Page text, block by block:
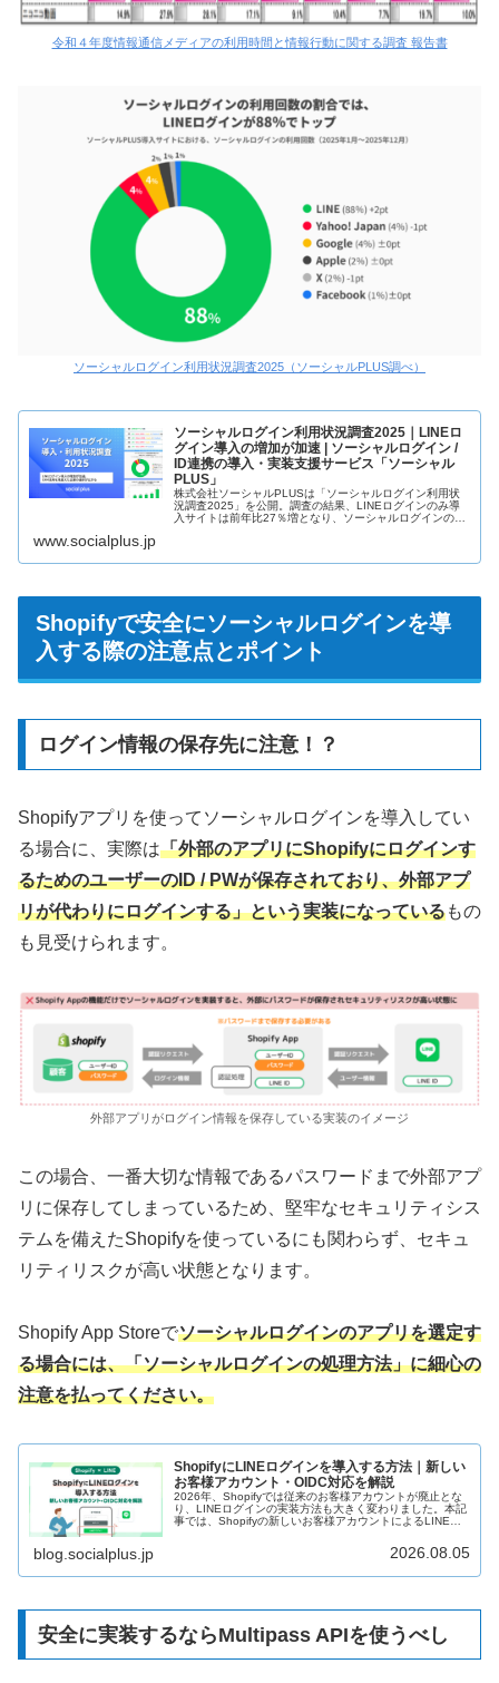
令和４年度情報通信メディアの利用時間と情報行動に関する調査 報告書
ソーシャルログイン利用状況調査2025（ソーシャルPLUS調べ）
ソーシャルログイン利用状況調査2025｜LINEロ
グイン導入の増加が加速 | ソーシャルログイン /
ID連携の導入・実装支援サービス「ソーシャル
PLUS」
株式会社ソーシャルPLUSは「ソーシャルログイン利用状
況調査2025」を公開。調査の結果、LINEログインのみ導
入サイトは前年比27％増となり、ソーシャルログインの利
www.socialplus.jp
Shopifyで安全にソーシャルログインを導
入する際の注意点とポイント
ログイン情報の保存先に注意！？
Shopifyアプリを使ってソーシャルログインを導入してい
る場合に、実際は「外部のアプリにShopifyにログインす
るためのユーザーのID / PWが保存されており、外部アプ
リが代わりにログインする」という実装になっているもの
も見受けられます。
外部アプリがログイン情報を保存している実装のイメージ
この場合、一番大切な情報であるパスワードまで外部アプ
リに保存してしまっているため、堅牢なセキュリティシス
テムを備えたShopifyを使っているにも関わらず、セキュ
リティリスクが高い状態となります。
Shopify App Storeでソーシャルログインのアプリを選定す
る場合には、「ソーシャルログインの処理方法」に細心の
注意を払ってください。
ShopifyにLINEログインを導入する方法｜新しい
お客様アカウント・OIDC対応を解説
2026年、Shopifyでは従来のお客様アカウントが廃止とな
り、LINEログインの実装方法も大きく変わりました。本記
事では、Shopifyの新しいお客様アカウントによるLINEロ
blog.socialplus.jp 2026.08.05
安全に実装するならMultipass APIを使うべし